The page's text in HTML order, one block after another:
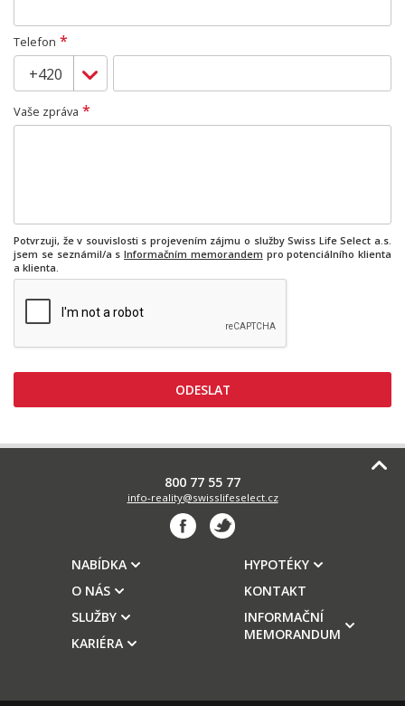
Telefon *
Vaše zpráva *
Potvrzuji, že v souvislosti s projevením zájmu o služby Swiss Life Select a.s.
jsem se seznámil/a s Informačním memorandem pro potenciálního klienta
a klienta.
800 77 55 77
info-reality@swisslifeselect.cz
NABÍDKA
O NÁS
SLUŽBY
KARIÉRA
HYPOTÉKY
KONTAKT
INFORMAČNÍ
MEMORANDUM